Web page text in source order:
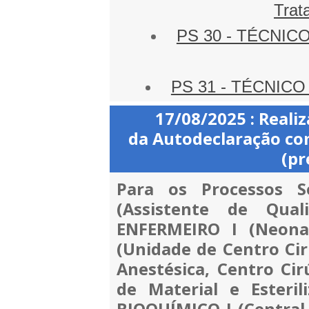
PS 30 -
PS 31 -
17/08/2025 :
da Autodeclaração
Para os Processos
(Assistente de
ENFERMEIRO I
(Unidade de Centro
Anestésica, Centro
de Material e